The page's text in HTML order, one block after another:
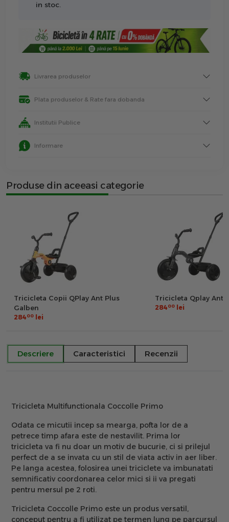
in stoc.
Livrarea produselor
Plata produselor & Rate fara dobanda
Institutii Publice
Informare
Produse din aceeasi categorie
Tricicleta Copii QPlay Ant Plus
Galben
28400 lei
Tricicleta Qplay Ant
28400 lei
Descriere Caracteristici Recenzii
Tricicleta Multifunctionala Coccolle Primo
Odata ce micutii incep sa mearga, pofta lor de a
petrece timp afara este de nestavilit. Prima lor
tricicleta va fi nu doar un motiv de bucurie, ci si prilejul
perfect de a se invata cu un stil de viata activ in aer liber.
Pe langa acestea, folosirea unei triciclete va imbunatati
semnificativ coordonarea celor mici si ii va pregati
pentru mersul pe 2 roti.
Tricicleta Coccolle Primo este un produs versatil,
conceput pentru a fi utilizat pe termen lung pe parcursul